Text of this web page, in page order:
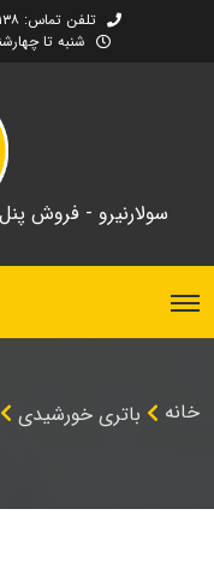
تلفن تماس: ۰۹۱۰۱۶۸۱۱۳۸ - ۰۲۱۸۸۴۵۸۶۱۹ - ۰۲۱۸۶۱۲۵۹۱۵
شنبه تا چهارشنبه از ۹ صبح تا ۱۷ و
سولارنیرو - فروش
خانه باتری خورشیدی